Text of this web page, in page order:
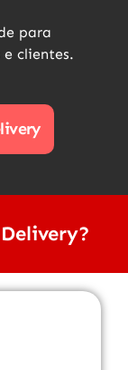
para
clientes.